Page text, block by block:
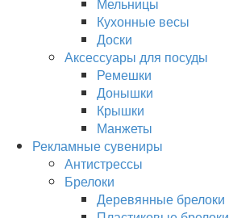
Кухонные весы
Доски
Аксессуары для посуды
Ремешки
Донышки
Крышки
Манжеты
Рекламные сувениры
Антистрессы
Брелоки
Деревянные брелоки